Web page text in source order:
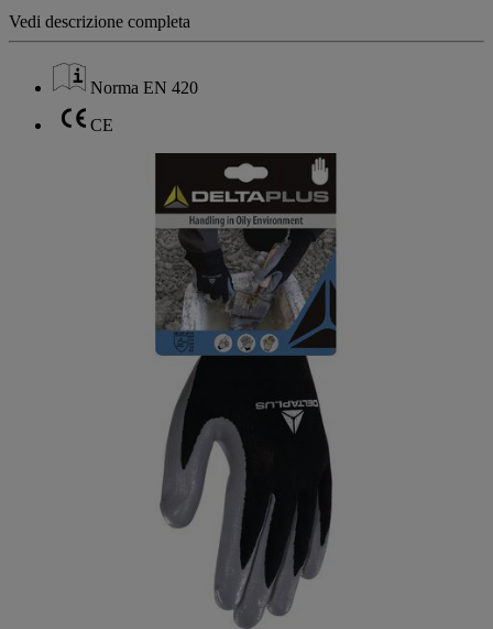
Vedi descrizione completa
Norma EN 420
CE